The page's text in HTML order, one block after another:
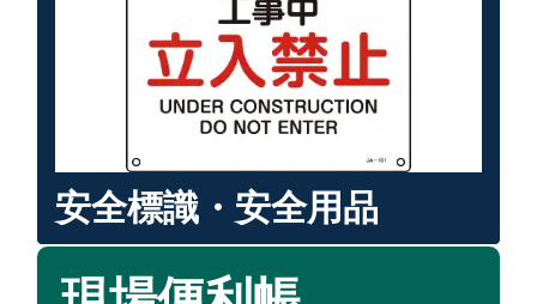
安全標識・安全用品